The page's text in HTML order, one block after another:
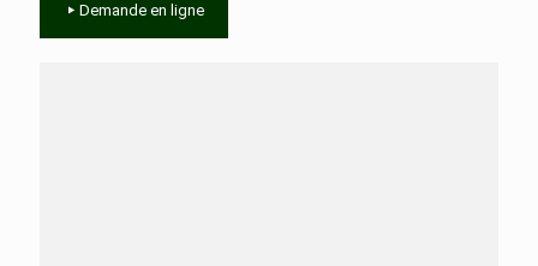
Demande en ligne